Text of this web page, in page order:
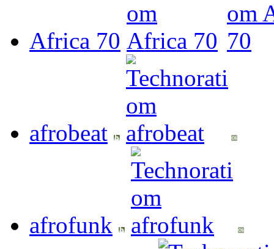
Africa 70
afrobeat
afrofunk